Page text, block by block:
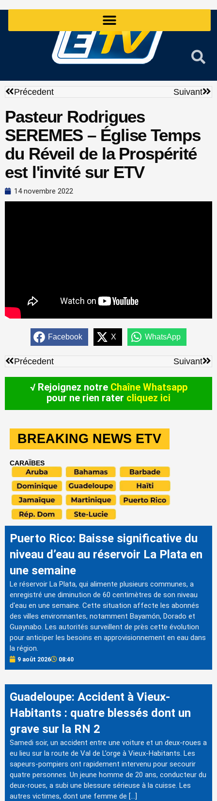
Précédent
Précedent Suivant
Pasteur Rodrigues
SEREMES – Église Temps
du Réveil de la Prospérité
est l'invité sur ETV
14 novembre 2022
Facebook X WhatsApp
Précédent
Précedent Suivant
√ Rejoignez notre Chaîne Whatsapp
pour ne rien rater cliquez ici
BREAKING NEWS ETV
CARAÏBES
Puerto Rico: Baisse significative du
niveau d’eau au réservoir La Plata en
une semaine
Le réservoir La Plata, qui alimente plusieurs communes, a
enregistré une diminution de 60 centimètres de son niveau
d'eau en une semaine. Cette situation affecte les abonnés
des villes environnantes, notamment Bayamón, Dorado et
Guaynabo. Les autorités surveillent de près cette évolution
pour anticiper les besoins en approvisionnement en eau dans
la région.
9 août 2026 08:40
Guadeloupe: Accident à Vieux-
Habitants : quatre blessés dont un
grave sur la RN 2
Samedi soir, un accident entre une voiture et un deux-roues a
eu lieu sur la route de Val de L’orge à Vieux-Habitants. Les
sapeurs-pompiers ont rapidement intervenu pour secourir
quatre personnes. Un jeune homme de 20 ans, conducteur du
deux-roues, a subi une blessure sérieuse à la cuisse. Les
autres victimes, dont une femme de […]